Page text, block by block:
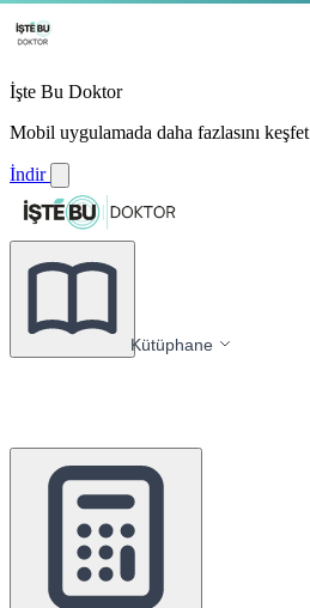
İşte Bu Doktor
Mobil uygulamada daha fazlasını keşfet
İndir
Kütüphane